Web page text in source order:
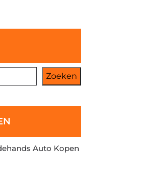
Zoeken
Auto Kopen